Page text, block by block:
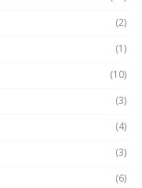
(2)
(1)
(10)
(3)
(4)
(3)
(6)